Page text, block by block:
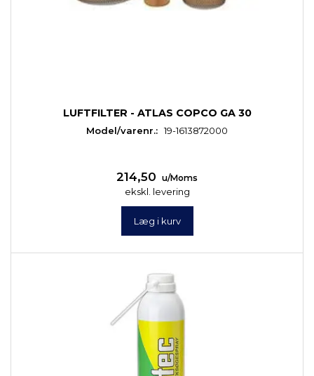
LUFTFILTER - ATLAS COPCO GA 30
Model/varenr.: 19-1613872000
214,50 u/Moms
ekskl. levering
Læg i kurv